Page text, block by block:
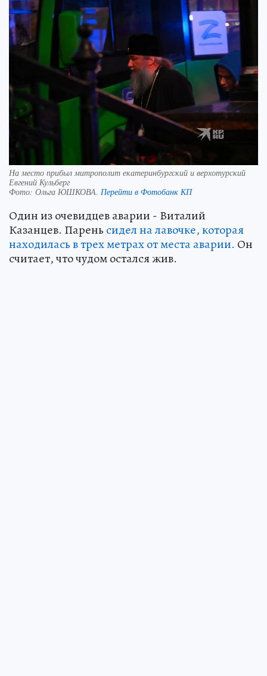
На место прибыл митрополит екатеринбургский и верхотурский
Евгений Кульберг
Фото: Ольга ЮШКОВА. Перейти в Фотобанк КП
Один из очевидцев аварии - Виталий
Казанцев. Парень сидел на лавочке, которая
находилась в трех метрах от места аварии. Он
считает, что чудом остался жив.